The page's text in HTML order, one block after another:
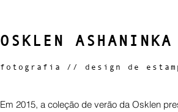
OSKLEN ASHANINKA
fotografia // design de
Em 2015, a coleção de verão da Osklen